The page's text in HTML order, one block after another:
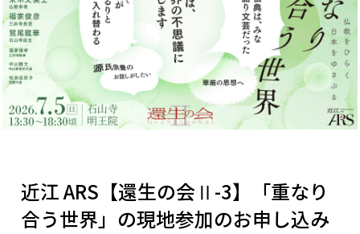
BOOK
近江ARS
EDIT COFFEE
近江 ARS【還生の会Ⅱ-3】「重なり
合う世界」の現地参加のお申し込み